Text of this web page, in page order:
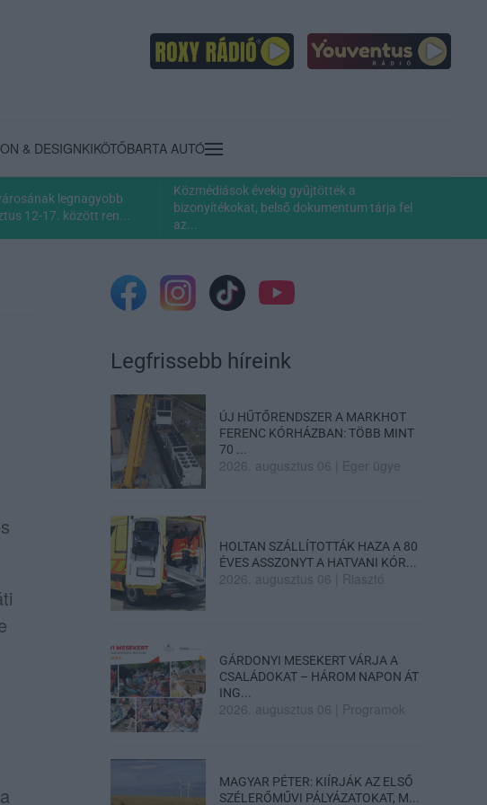
& DESIGNKIKÖTŐBARTA AUTÓ
legnagyobb
12-17. között ren...
Közmédiások évekig gyűjtötték a
bizonyítékokat, belső dokumentum tárja fel
az...
Legfrissebb híreink
ÚJ HŰTŐRENDSZER A MARKHOT
FERENC KÓRHÁZBAN: TÖBB MINT
70 ...
2026. augusztus 06 Eger ügye
HOLTAN SZÁLLÍTOTTÁK HAZA A 80
ÉVES ASSZONYT A HATVANI KÓR...
2026. augusztus 06 Riasztó
GÁRDONYI MESEKERT VÁRJA A
CSALÁDOKAT – HÁROM NAPON ÁT
ING...
2026. augusztus 06 Programok
MAGYAR PÉTER: KIÍRJÁK AZ ELSŐ
SZÉLERŐMŰVI PÁLYÁZATOKAT, M...